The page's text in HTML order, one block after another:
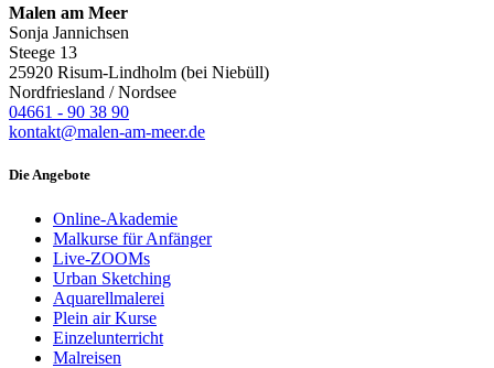
Malen am Meer
Sonja Jannichsen
Steege 13
25920 Risum-Lindholm (bei Niebüll)
Nordfriesland / Nordsee
04661 - 90 38 90
kontakt@malen-am-meer.de
Die Angebote
Online-Akademie
Malkurse für Anfänger
Live-ZOOMs
Urban Sketching
Aquarellmalerei
Plein air Kurse
Einzelunterricht
Malreisen